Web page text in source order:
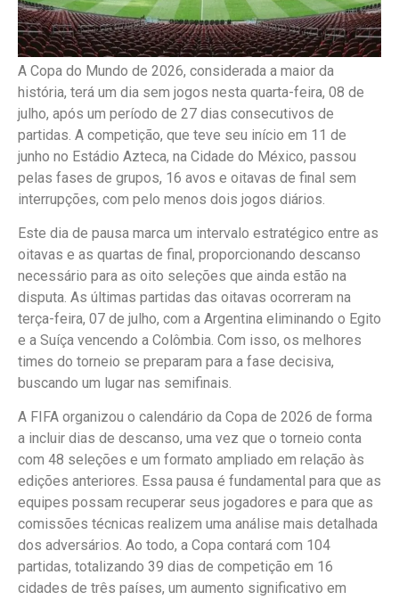
A Copa do Mundo de 2026, considerada a maior da
história, terá um dia sem jogos nesta quarta-feira, 08 de
julho, após um período de 27 dias consecutivos de
partidas. A competição, que teve seu início em 11 de
junho no Estádio Azteca, na Cidade do México, passou
pelas fases de grupos, 16 avos e oitavas de final sem
interrupções, com pelo menos dois jogos diários.
Este dia de pausa marca um intervalo estratégico entre as
oitavas e as quartas de final, proporcionando descanso
necessário para as oito seleções que ainda estão na
disputa. As últimas partidas das oitavas ocorreram na
terça-feira, 07 de julho, com a Argentina eliminando o Egito
e a Suíça vencendo a Colômbia. Com isso, os melhores
times do torneio se preparam para a fase decisiva,
buscando um lugar nas semifinais.
A FIFA organizou o calendário da Copa de 2026 de forma
a incluir dias de descanso, uma vez que o torneio conta
com 48 seleções e um formato ampliado em relação às
edições anteriores. Essa pausa é fundamental para que as
equipes possam recuperar seus jogadores e para que as
comissões técnicas realizem uma análise mais detalhada
dos adversários. Ao todo, a Copa contará com 104
partidas, totalizando 39 dias de competição em 16
cidades de três países, um aumento significativo em